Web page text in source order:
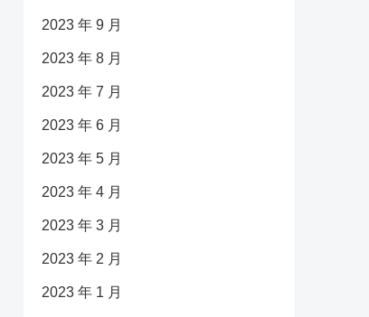
2023 年 9 月
2023 年 8 月
2023 年 7 月
2023 年 6 月
2023 年 5 月
2023 年 4 月
2023 年 3 月
2023 年 2 月
2023 年 1 月